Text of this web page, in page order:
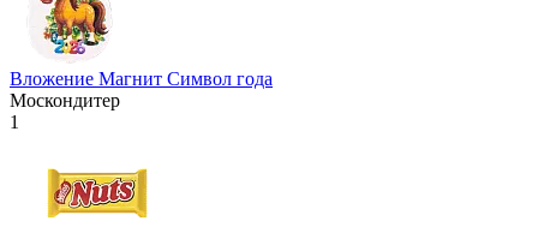
Вложение Магнит Символ года
Москондитер
1